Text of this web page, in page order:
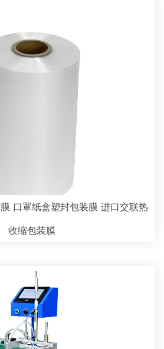
口罩纸盒塑封包装膜 进口交联热
收缩包装膜